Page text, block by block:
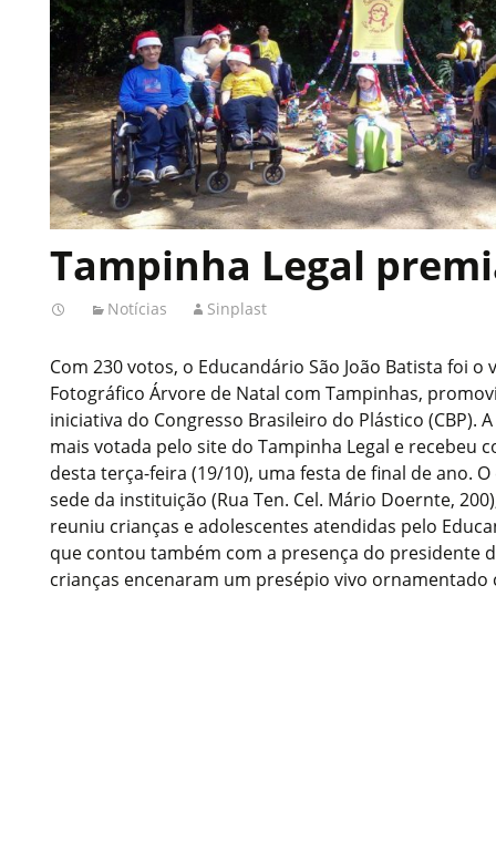
Tampinha Legal
Notícias Sinplast
Com 230 votos, o Educandário São João Batista foi o
Fotográfico Árvore de Natal com Tampinhas,
iniciativa do Congresso Brasileiro do Plástico (CBP).
mais votada pelo site do Tampinha Legal e recebeu
desta terça-feira (19/10), uma festa de final de ano.
sede da instituição (Rua Ten. Cel. Mário Doernte,
reuniu crianças e adolescentes atendidas pelo
que contou também com a presença do presidente
crianças encenaram um presépio vivo ornamentado